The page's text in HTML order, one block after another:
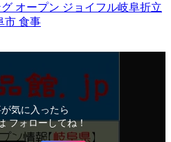
オープン ジョイフル岐阜折立
市 食事
気に入ったら
フォローしてね！